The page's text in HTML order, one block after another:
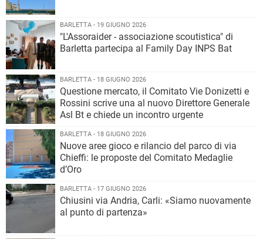
BARLETTA - 19 GIUGNO 2026
"L'Assoraider - associazione scoutistica" di
Barletta partecipa al Family Day INPS Bat
BARLETTA - 18 GIUGNO 2026
Questione mercato, il Comitato Vie Donizetti e
Rossini scrive una al nuovo Direttore Generale
Asl Bt e chiede un incontro urgente
BARLETTA - 18 GIUGNO 2026
Nuove aree gioco e rilancio del parco di via
Chieffi: le proposte del Comitato Medaglie
d’Oro
BARLETTA - 17 GIUGNO 2026
Chiusini via Andria, Carli: «Siamo nuovamente
al punto di partenza»